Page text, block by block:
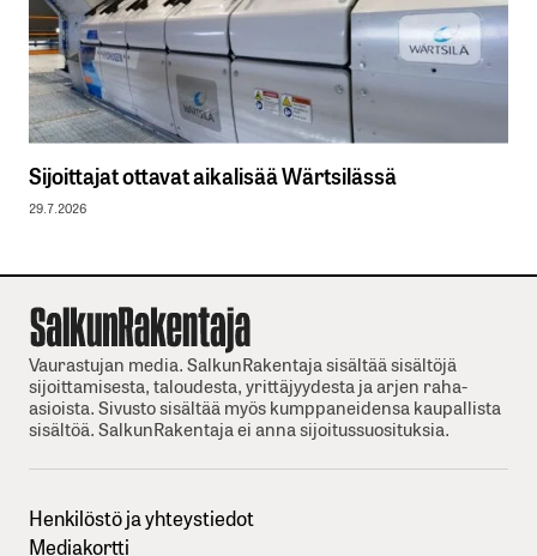
Sijoittajat ottavat aikalisää Wärtsilässä
29.7.2026
Vaurastujan media. SalkunRakentaja sisältää sisältöjä
sijoittamisesta, taloudesta, yrittäjyydesta ja arjen raha-
asioista. Sivusto sisältää myös kumppaneidensa kaupallista
sisältöä. SalkunRakentaja ei anna sijoitussuosituksia.
Henkilöstö ja yhteystiedot
Mediakortti